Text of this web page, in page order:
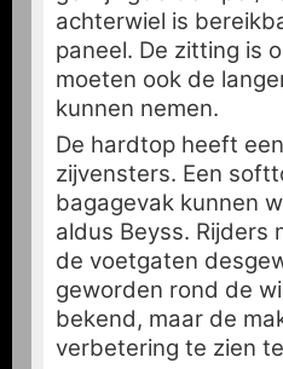
achterwiel is
paneel. De zitting is
moeten ook de
kunnen nemen.
De hardtop heeft
zijvensters. Een
bagagevak kunnen
aldus Beyss. Rijders
de voetgaten
geworden rond de
bekend, maar de
verbetering te zien